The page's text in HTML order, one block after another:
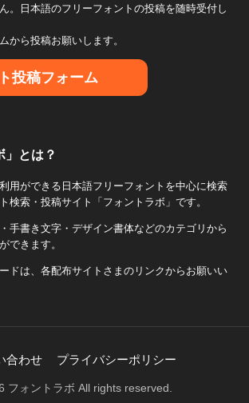
。日本語のフリーフォントの投稿を随時受付し
から投稿お願いします。
投稿フォーム
」とは？
用ができる日本語フリーフォントを中心に検索
検索・投稿サイト「フォントラボ」です。
手書き文字・デザイン書体などのカテゴリから
できます。
ドは、各配布サイトさまのリンクからお願いい
合わせ プライバシーポリシー
フォントラボ All rights reserved.